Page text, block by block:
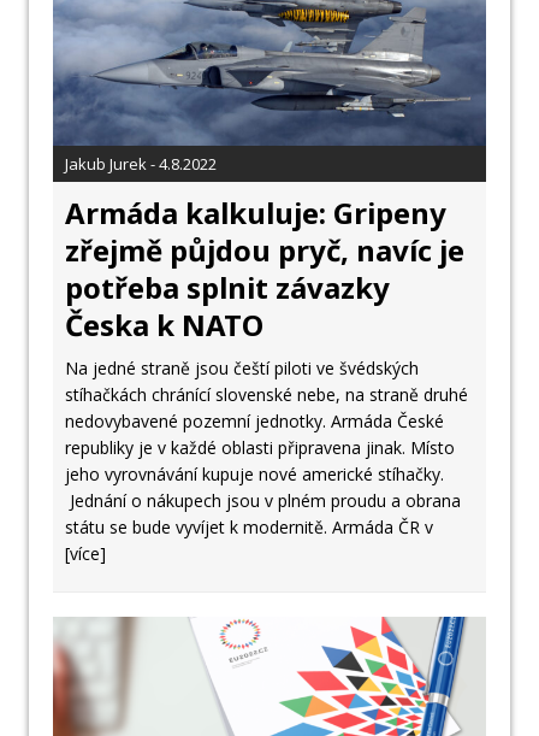
Jakub Jurek - 4.8.2022
Armáda kalkuluje: Gripeny
zřejmě půjdou pryč, navíc je
potřeba splnit závazky
Česka k NATO
Na jedné straně jsou čeští piloti ve švédských
stíhačkách chránící slovenské nebe, na straně druhé
nedovybavené pozemní jednotky. Armáda České
republiky je v každé oblasti připravena jinak. Místo
jeho vyrovnávání kupuje nové americké stíhačky.
Jednání o nákupech jsou v plném proudu a obrana
státu se bude vyvíjet k modernitě. Armáda ČR v
[více]